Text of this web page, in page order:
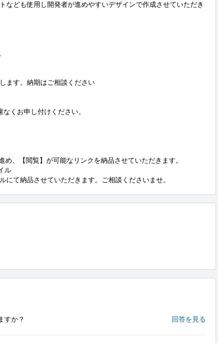
なども使用し開発者が進めやすいデザインで作成させていただき
ます。納期はご相談ください
くお申し付けください。
、【閲覧】が可能なリンクを納品させていただきます。
ル
て納品させていただきます。ご相談くださいませ。
すか？ 回答を見る